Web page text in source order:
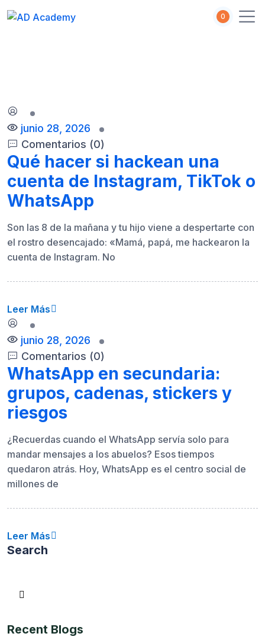
0
junio 28, 2026
Comentarios (0)
Qué hacer si hackean una
cuenta de Instagram, TikTok o
WhatsApp
Son las 8 de la mañana y tu hijo viene a despertarte con
el rostro desencajado: «Mamá, papá, me hackearon la
cuenta de Instagram. No
Leer Más
junio 28, 2026
Comentarios (0)
WhatsApp en secundaria:
grupos, cadenas, stickers y
riesgos
¿Recuerdas cuando el WhatsApp servía solo para
mandar mensajes a los abuelos? Esos tiempos
quedaron atrás. Hoy, WhatsApp es el centro social de
millones de
Leer Más
Search
Recent Blogs